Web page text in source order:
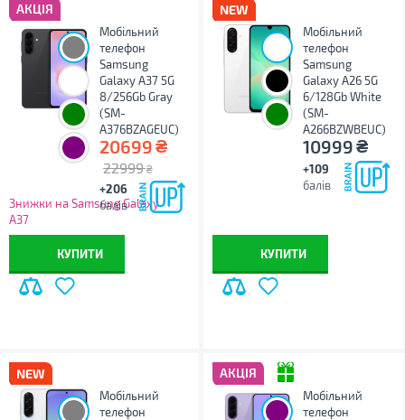
АКЦІЯ
Мобільний
телефон
Samsung
Galaxy A37 5G
8/256Gb Gray
(SM-
A376BZAGEUC)
20699₴
22999 ₴
+206
балів
Знижки на Samsung Galaxy
A37
КУПИТИ
Мобільний
телефон
Samsung
Galaxy A26 5G
6/128Gb White
(SM-
A266BZWBEUC)
10999₴
+109
балів
КУПИТИ
Мобільний
телефон
АКЦІЯ
Мобільний
телефон